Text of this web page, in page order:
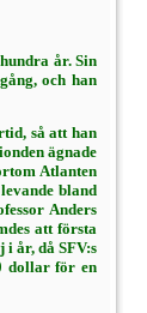
år. Sin
och han
så att han
ägnade
At­lanten
bland
Anders
att första
i år, då SFV:s
dollar för en